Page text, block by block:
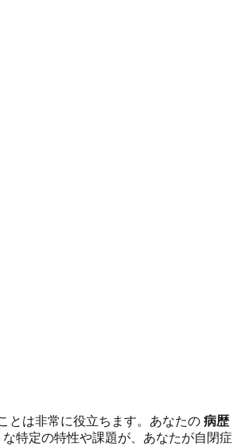
とは非常に役立ちます。あなたの 病歴
特定の特性や課題が、あなたが自閉症